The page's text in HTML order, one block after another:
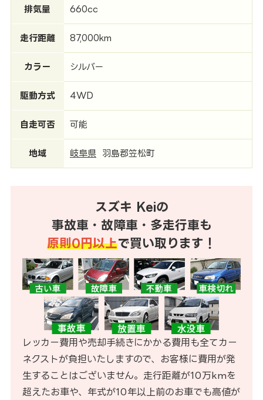
排気量 660cc
走行距離 87,000km
カラー シルバー
駆動方式 4WD
自走可否 可能
地域 岐阜県 羽島郡笠松町
スズキ Keiの
事故車・故障車・多走行車も
原則0円以上で買い取ります！
レッカー費用や売却手続きにかかる費用も全てカー
ネクストが負担いたしますので、お客様に費用が発
生することはございません。走行距離が10万kmを
超えたお車や、年式が10年以上前のお車でも高値が